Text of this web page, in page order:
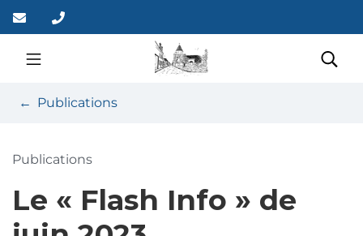
Aller
au
contenu
Site officiel de la
Publications
Publications
Le « Flash Info » de